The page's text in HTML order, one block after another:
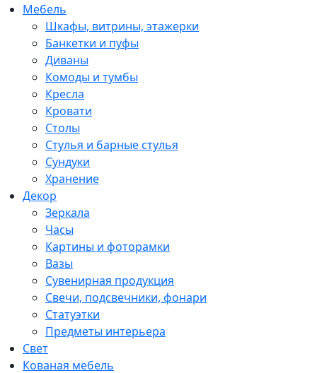
Мебель
Шкафы, витрины, этажерки
Банкетки и пуфы
Диваны
Комоды и тумбы
Кресла
Кровати
Столы
Стулья и барные стулья
Сундуки
Хранение
Декор
Зеркала
Часы
Картины и фоторамки
Вазы
Сувенирная продукция
Свечи, подсвечники, фонари
Статуэтки
Предметы интерьера
Свет
Кованая мебель